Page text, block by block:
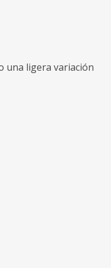
una ligera variación